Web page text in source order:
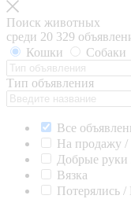
Поиск животных
среди 20 329
Кошки
Собаки
Тип объявления
Все
На продажу /
Добрые руки
Вязка
Потерялись